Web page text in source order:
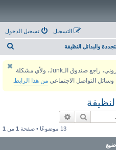
تسجيل الدخول التسجيل
والبدائل النظيفة
يمكنك التسجيل والتفعيل عبر بريدك الالكتروني، راجع صندوق الـJunk، ولأي مشكلة
التواصل الاجتماعي من هذا الرابط.
بحث
13 موضوعًا • صفحة 1 من 1